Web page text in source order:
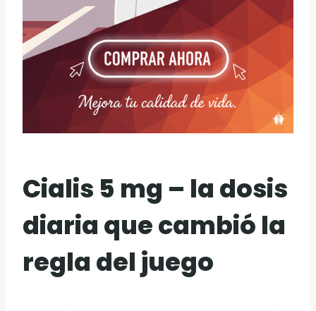
Cialis 5 mg – la dosis
diaria que cambió la
regla del juego